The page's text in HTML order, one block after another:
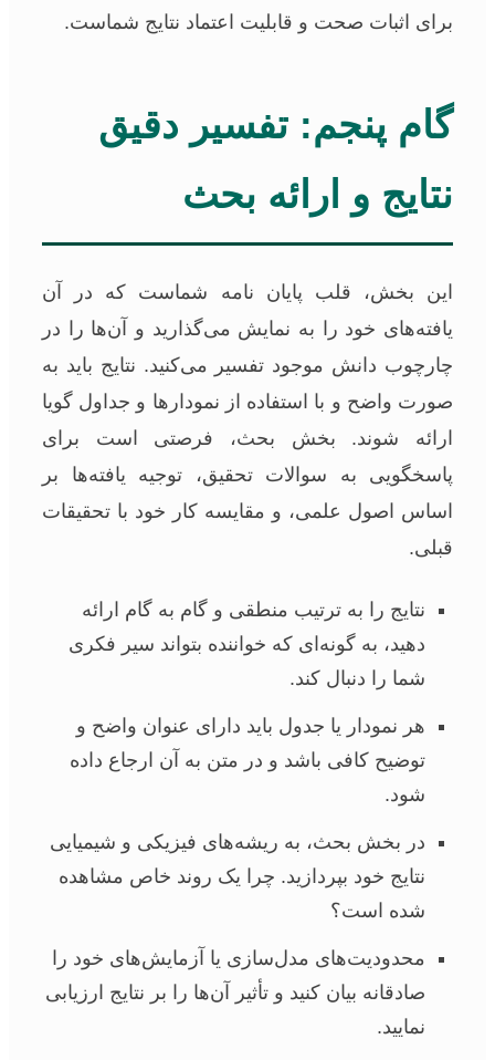
برای اثبات صحت و قابلیت اعتماد نتایج شماست.
گام پنجم: تفسیر دقیق
نتایج و ارائه بحث
این بخش، قلب پایان نامه شماست که در آن
یافته‌های خود را به نمایش می‌گذارید و آن‌ها را در
چارچوب دانش موجود تفسیر می‌کنید. نتایج باید به
صورت واضح و با استفاده از نمودارها و جداول گویا
ارائه شوند. بخش بحث، فرصتی است برای
پاسخگویی به سوالات تحقیق، توجیه یافته‌ها بر
اساس اصول علمی، و مقایسه کار خود با تحقیقات
قبلی.
نتایج را به ترتیب منطقی و گام به گام ارائه
دهید، به گونه‌ای که خواننده بتواند سیر فکری
شما را دنبال کند.
هر نمودار یا جدول باید دارای عنوان واضح و
توضیح کافی باشد و در متن به آن ارجاع داده
شود.
در بخش بحث، به ریشه‌های فیزیکی و شیمیایی
نتایج خود بپردازید. چرا یک روند خاص مشاهده
شده است؟
محدودیت‌های مدل‌سازی یا آزمایش‌های خود را
صادقانه بیان کنید و تأثیر آن‌ها را بر نتایج ارزیابی
نمایید.